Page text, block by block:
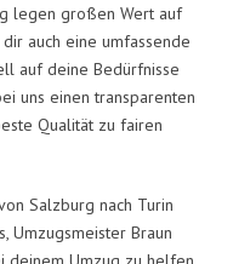
legen großen Wert auf
auch eine umfassende
auf deine Bedürfnisse
uns einen transparenten
Qualität zu fairen
Salzburg nach Turin
Umzugsmeister Braun